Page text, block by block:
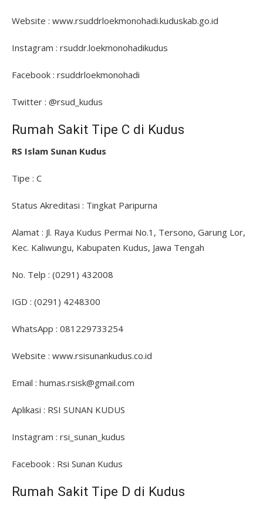
Website : www.rsuddrloekmonohadi.kuduskab.go.id
Instagram : rsuddr.loekmonohadikudus
Facebook : rsuddrloekmonohadi
Twitter : @rsud_kudus
Rumah Sakit Tipe C di Kudus
RS Islam Sunan Kudus
Tipe : C
Status Akreditasi : Tingkat Paripurna
Alamat : Jl. Raya Kudus Permai No.1, Tersono, Garung Lor,
Kec. Kaliwungu, Kabupaten Kudus, Jawa Tengah
No. Telp : (0291) 432008
IGD : (0291) 4248300
WhatsApp : 081229733254
Website : www.rsisunankudus.co.id
Email : humas.rsisk@gmail.com
Aplikasi : RSI SUNAN KUDUS
Instagram : rsi_sunan_kudus
Facebook : Rsi Sunan Kudus
Rumah Sakit Tipe D di Kudus